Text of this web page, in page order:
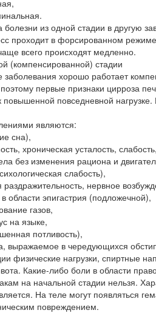
болезни из одной стадии в другую
проходит в форсированном
всего происходят медленно.
(компенсированной) стадии
заболевания хорошо работает
первые признаки цирроза
повышенной повседневной
являются:
сна),
хроническая усталость, слабость,
без изменения рациона и
слабость),
раздражительность, нервное
области эпигастрия (подложечной),
газов,
на языке,
потливость),
выражаемое в чередующихся
физические нагрузки, спиртные
Какие-либо боли в области
на начальной стадии нельзя.
На теле могут появляться
повреждением.